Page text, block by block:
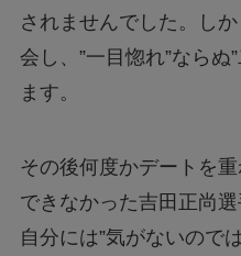
されませんでした。し
会し、”一目惚れ”ならぬ
ます。
その後何度かデートを
できなかった吉田正尚
自分には”気がないので